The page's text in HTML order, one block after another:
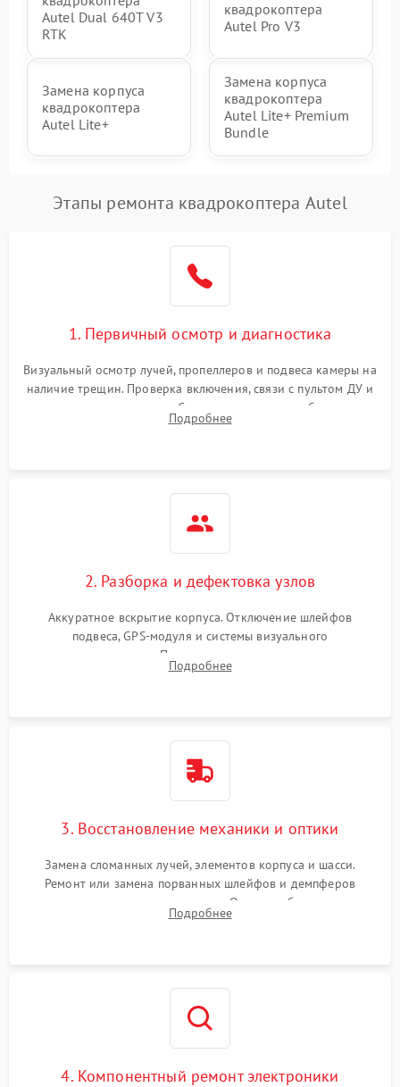
Autel Dual 640T V3
RTK
квадрокоптера
Autel Pro V3
Замена корпуса
квадрокоптера
Autel Lite+
Замена корпуса
квадрокоптера
Autel Lite+ Premium
Bundle
Этапы ремонта квадрокоптера Autel
1. Первичный осмотр и диагностика
Визуальный осмотр лучей, пропеллеров и подвеса камеры на
наличие трещин. Проверка включения, связи с пультом ДУ и
передачи видеосигнала. Считывание логов ошибок через
полетное ПО для определения характера неисправности.
Подробнее
2. Разборка и дефектовка узлов
Аккуратное вскрытие корпуса. Отключение шлейфов
подвеса, GPS-модуля и системы визуального
позиционирования. Проверка полетного контроллера,
регуляторов оборотов (ESC) и бесколлекторных моторов на
Подробнее
3. Восстановление механики и оптики
Замена сломанных лучей, элементов корпуса и шасси.
Ремонт или замена порванных шлейфов и демпферов
трехосевого подвеса камеры. Очистка объектива,
восстановление механизма фокусировки. Установка новых
Подробнее
4. Компонентный ремонт электроники